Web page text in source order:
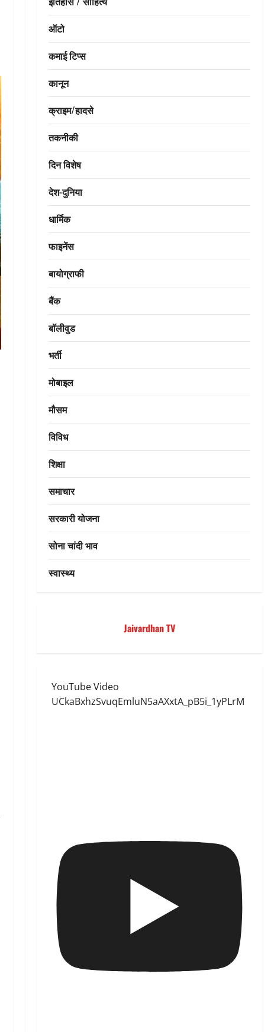
ऑटो
कमाई टिप्स
कानून
क्राइम/हादसे
तकनीकी
दिन विशेष
देश-दुनिया
धार्मिक
फाइनेंस
बायोग्राफी
बैंक
बॉलीवुड
भर्ती
मोबाइल
मौसम
विविध
शिक्षा
समाचार
सरकारी योजना
सोना चांदी भाव
स्वास्थ्य
Jaivardhan TV
YouTube Video
UCkaBxhzSvuqEmluN5aAXxtA_pB5i_1yPLrM